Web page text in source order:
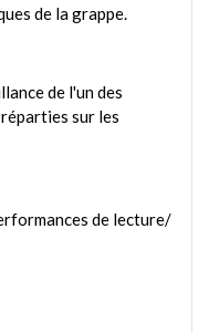
de la grappe.
de l'un des
sur les
de lecture/